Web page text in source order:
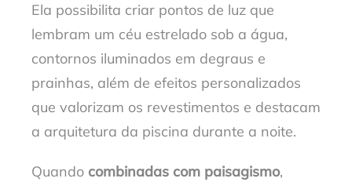
Ela possibilita criar pontos de luz que
lembram um céu estrelado sob a água,
contornos iluminados em degraus e
prainhas, além de efeitos personalizados
que valorizam os revestimentos e destacam
a arquitetura da piscina durante a noite.
Quando combinadas com paisagismo,